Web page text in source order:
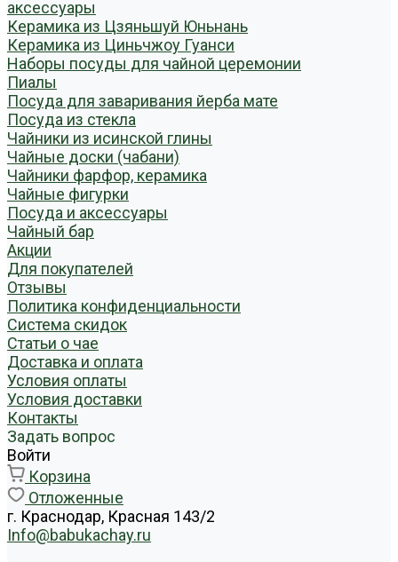
аксессуары
Керамика из Цзяньшуй Юньнань
Керамика из Циньчжоу Гуанси
Наборы посуды для чайной церемонии
Пиалы
Посуда для заваривания йерба мате
Посуда из стекла
Чайники из исинской глины
Чайные доски (чабани)
Чайники фарфор, керамика
Чайные фигурки
Посуда и аксессуары
Чайный бар
Акции
Для покупателей
Отзывы
Политика конфиденциальности
Система скидок
Статьи о чае
Доставка и оплата
Условия оплаты
Условия доставки
Контакты
Задать вопрос
Войти
Корзина
Отложенные
г. Краснодар, Красная 143/2
Info@babukachay.ru